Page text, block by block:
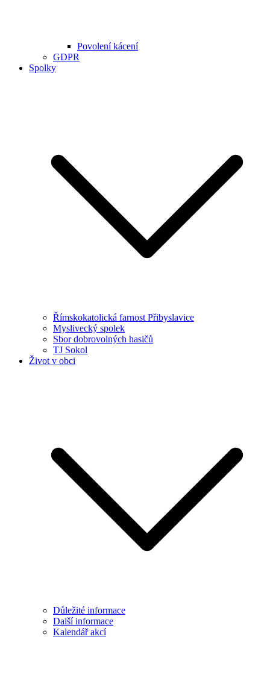
Povolení kácení
GDPR
Spolky
Římskokatolická farnost Přibyslavice
Myslivecký spolek
Sbor dobrovolných hasičů
TJ Sokol
Život v obci
Důležité informace
Další informace
Kalendář akcí